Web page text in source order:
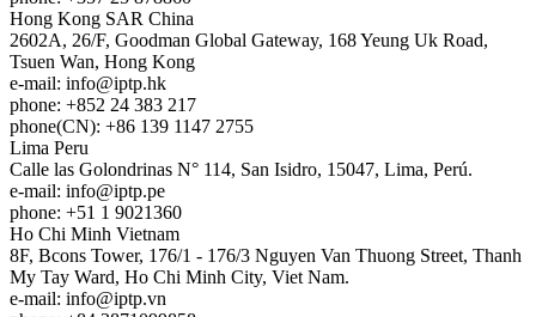
Hong Kong SAR China
2602A, 26/F, Goodman Global Gateway, 168 Yeung Uk Road,
Tsuen Wan, Hong Kong
e-mail: info
iptp.hk
phone: +852 24 383 217
phone(CN): +86 139 1147 2755
Lima Peru
Calle las Golondrinas N° 114, San Isidro, 15047, Lima, Perú.
e-mail: info
iptp.pe
phone: +51 1 9021360
Ho Chi Minh Vietnam
8F, Bcons Tower, 176/1 - 176/3 Nguyen Van Thuong Street, Thanh
My Tay Ward, Ho Chi Minh City, Viet Nam.
e-mail: info
iptp.vn